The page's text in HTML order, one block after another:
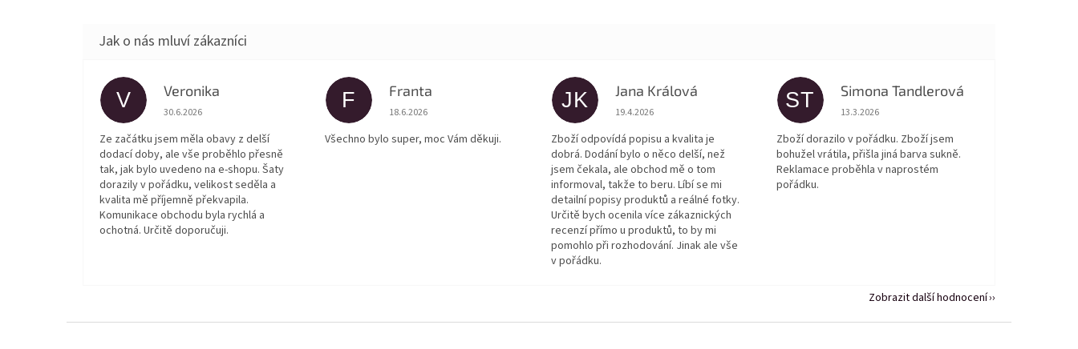
V Veronika
Hodnocení obchodu je 5 z 5 hvězdiček.
30.6.2026
Ze začátku jsem měla obavy z delší
dodací doby, ale vše proběhlo přesně
tak, jak bylo uvedeno na e-shopu. Šaty
dorazily v pořádku, velikost seděla a
kvalita mě příjemně překvapila.
Komunikace obchodu byla rychlá a
ochotná. Určitě doporučuji.
F Franta
Hodnocení obchodu je 5 z 5 hvězdiček.
18.6.2026
Všechno bylo super, moc Vám děkuji.
JK Jana Králová
Hodnocení obchodu je 5 z 5 hvězdiček.
19.4.2026
Zboží odpovídá popisu a kvalita je
dobrá. Dodání bylo o něco delší, než
jsem čekala, ale obchod mě o tom
informoval, takže to beru. Líbí se mi
detailní popisy produktů a reálné fotky.
Určitě bych ocenila více zákaznických
recenzí přímo u produktů, to by mi
pomohlo při rozhodování. Jinak ale vše
v pořádku.
ST Simona Tandlerová
Hodnocení obchodu je 5 z 5 hvězdiček.
13.3.2026
Zboží dorazilo v pořádku. Zboží jsem
bohužel vrátila, přišla jiná barva sukně.
Reklamace proběhla v naprostém
pořádku.
Zobrazit další hodnocení